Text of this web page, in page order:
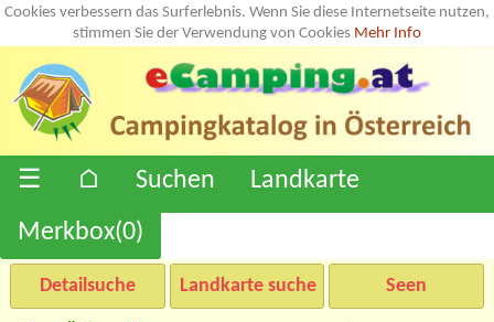
Cookies verbessern das Surferlebnis. Wenn Sie diese Internetseite nutzen,
stimmen Sie der Verwendung von Cookies Mehr Info
☰ ⌂ Suchen
Landkarte
Merkbox(0)
Detailsuche Landkarte suche Seen